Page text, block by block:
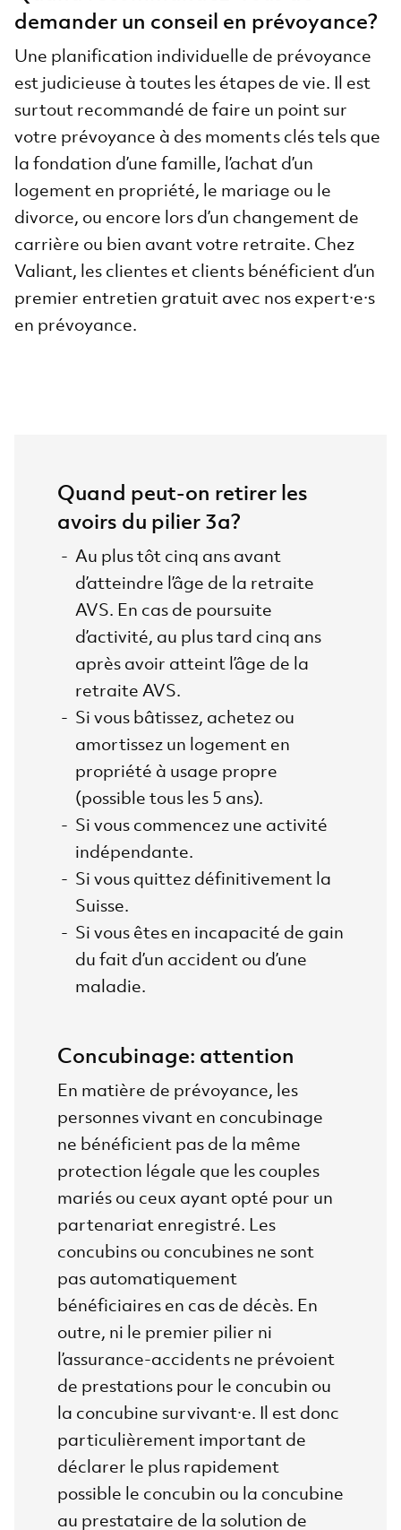
demander un conseil en prévoyance?
Une planification individuelle de prévoyance
est judicieuse à toutes les étapes de vie. Il est
surtout recommandé de faire un point sur
votre prévoyance à des moments clés tels que
la fondation d’une famille, l’achat d’un
logement en propriété, le mariage ou le
divorce, ou encore lors d’un changement de
carrière ou bien avant votre retraite. Chez
Valiant, les clientes et clients bénéficient d’un
premier entretien gratuit avec nos expert·e·s
en prévoyance.
Quand peut-on retirer les
avoirs du pilier 3a?
Au plus tôt cinq ans avant
d’atteindre l’âge de la retraite
AVS. En cas de poursuite
d’activité, au plus tard cinq ans
après avoir atteint l’âge de la
retraite AVS.
Si vous bâtissez, achetez ou
amortissez un logement en
propriété à usage propre
(possible tous les 5 ans).
Si vous commencez une activité
indépendante.
Si vous quittez définitivement la
Suisse.
Si vous êtes en incapacité de gain
du fait d’un accident ou d’une
maladie.
Concubinage: attention
En matière de prévoyance, les
personnes vivant en concubinage
ne bénéficient pas de la même
protection légale que les couples
mariés ou ceux ayant opté pour un
partenariat enregistré. Les
concubins ou concubines ne sont
pas automatiquement
bénéficiaires en cas de décès. En
outre, ni le premier pilier ni
l’assurance-accidents ne prévoient
de prestations pour le concubin ou
la concubine survivant·e. Il est donc
particulièrement important de
déclarer le plus rapidement
possible le concubin ou la concubine
au prestataire de la solution de